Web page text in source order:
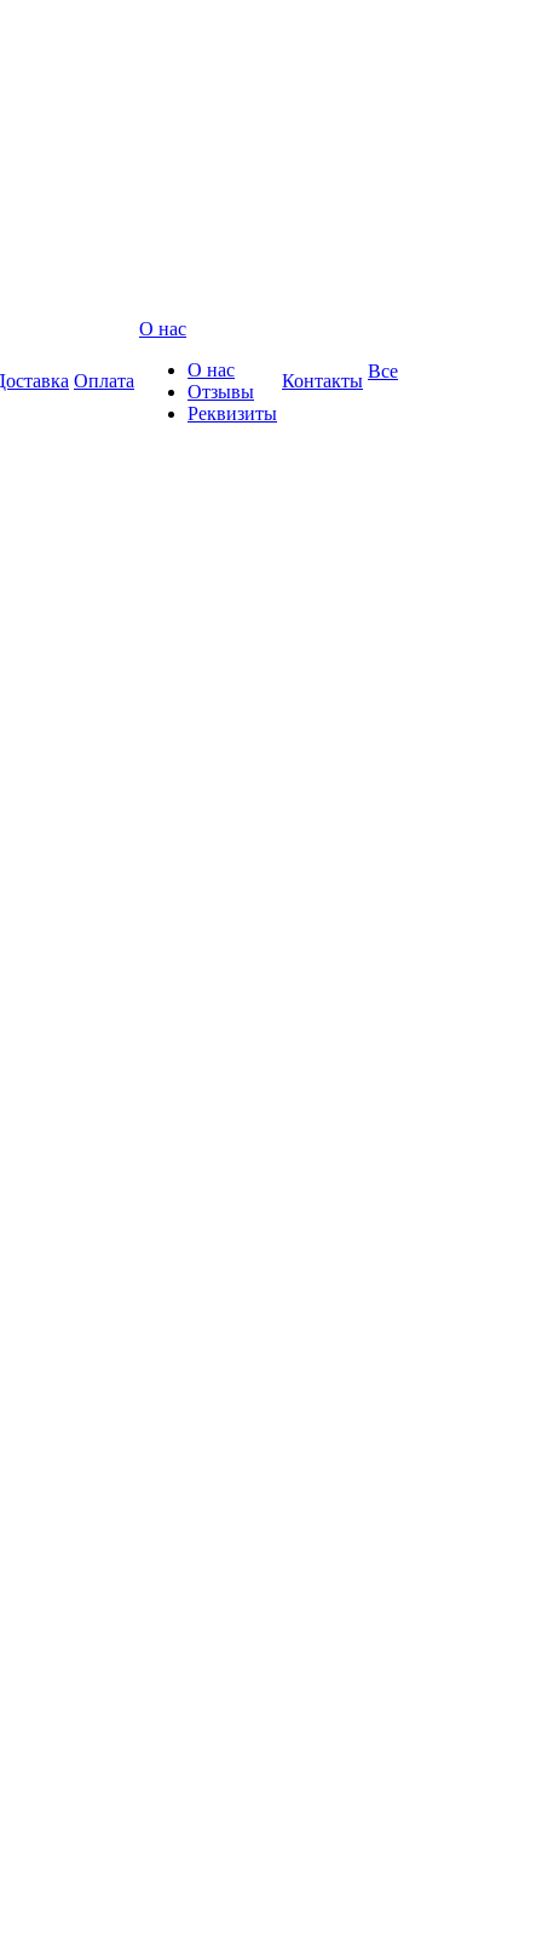
Оплата
О нас
О нас
Отзывы
Реквизиты
Контакты Все